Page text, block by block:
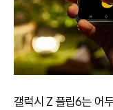
갤럭시 Z플립6는 어